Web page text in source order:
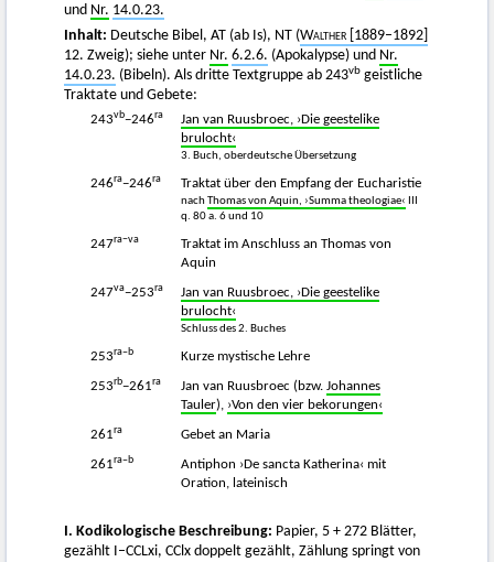
und Nr. 14.0.23.
Inhalt: Deutsche Bibel, AT (ab Is), NT (Walther [1889–1892]
12. Zweig); siehe unter Nr. 6.2.6. (Apokalypse) und Nr.
14.0.23. (Bibeln). Als dritte Textgruppe ab 243vb geistliche
Traktate und Gebete:
243vb−246ra
Jan van Ruusbroec, ›Die geestelike
brulocht‹
3. Buch, oberdeutsche Übersetzung
246ra−246ra Traktat über den Empfang der Eucharistie
nachThomas von Aquin, ›Summa theologiae‹ III
q. 80 a. 6 und 10
247ra−va
Traktat im Anschluss an Thomas von
Aquin
247va−253ra
Jan van Ruusbroec, ›Die geestelike
brulocht‹
Schluss des 2. Buches
253ra–b Kurze mystische Lehre
253rb−261ra Jan van Ruusbroec (bzw. Johannes
Tauler), ›Von den vier bekorungen‹
261ra Gebet an Maria
261ra–b
Antiphon ›De sancta Katherina‹ mit
Oration, lateinisch
I. Kodikologische Beschreibung: Papier, 5 + 272 Blätter,
gezählt I–CCLxi, CClx doppelt gezählt, Zählung springt von